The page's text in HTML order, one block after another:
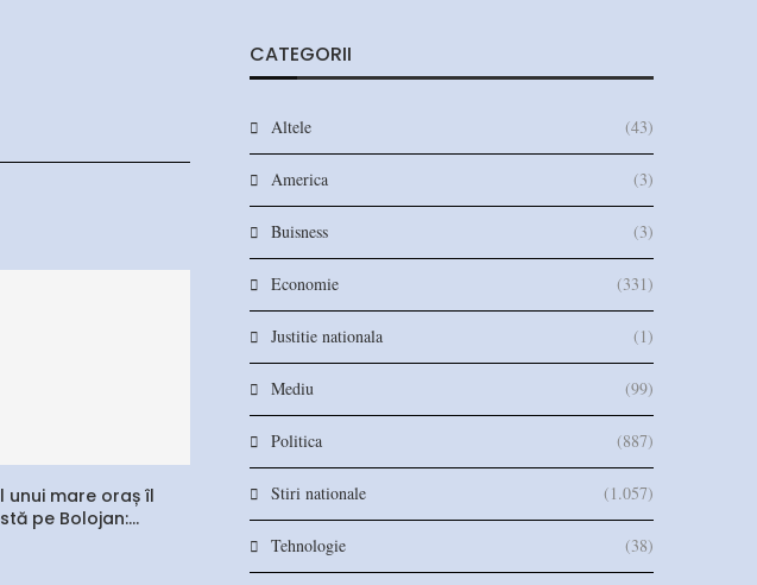
unui mare oraș îl
pe Bolojan:...
CATEGORII
Altele (43)
America (3)
Buisness (3)
Economie (331)
Justitie nationala (1)
Mediu (99)
Politica (887)
Stiri nationale (1.057)
Tehnologie (38)